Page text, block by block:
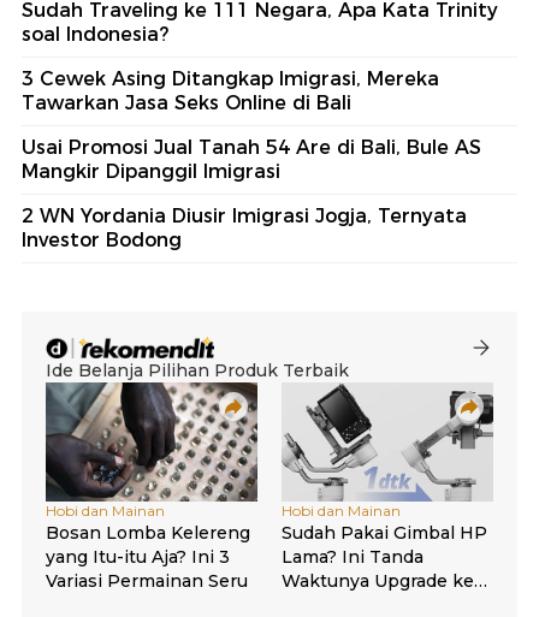
Sudah Traveling ke 111 Negara, Apa Kata Trinity
soal Indonesia?
3 Cewek Asing Ditangkap Imigrasi, Mereka
Tawarkan Jasa Seks Online di Bali
Usai Promosi Jual Tanah 54 Are di Bali, Bule AS
Mangkir Dipanggil Imigrasi
2 WN Yordania Diusir Imigrasi Jogja, Ternyata
Investor Bodong